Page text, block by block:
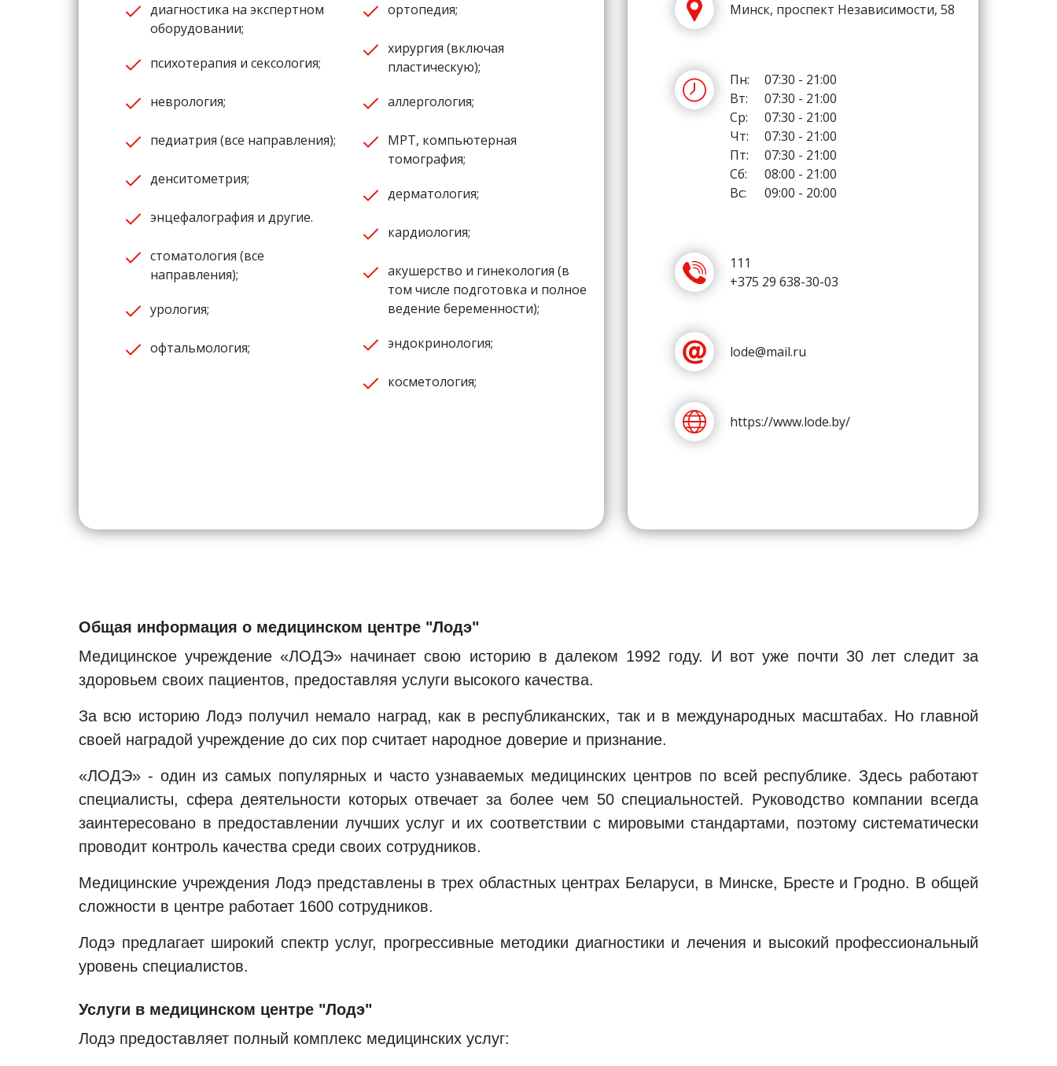
диагностика на экспертном
оборудовании;
психотерапия и сексология;
неврология;
педиатрия (все направления);
денситометрия;
энцефалография и другие.
стоматология (все
направления);
урология;
офтальмология;
ортопедия;
хирургия (включая
пластическую);
аллергология;
МРТ, компьютерная
томография;
дерматология;
кардиология;
акушерство и гинекология (в
том числе подготовка и полное
ведение беременности);
эндокринология;
косметология;
Минск, проспект Независимости, 58
Пн:
07:30 - 21:00
Вт:
07:30 - 21:00
Ср:
07:30 - 21:00
Чт:
07:30 - 21:00
Пт:
07:30 - 21:00
Сб:
08:00 - 21:00
Вс:
09:00 - 20:00
111
+375 29 638-30-03
lode@mail.ru
https://www.lode.by/
Общая информация о медицинском центре "Лодэ"
Медицинское учреждение «ЛОДЭ» начинает свою историю в далеком 1992 году. И вот уже почти 30 лет следит за
здоровьем своих пациентов, предоставляя услуги высокого качества.
За всю историю Лодэ получил немало наград, как в республиканских, так и в международных масштабах. Но главной
своей наградой учреждение до сих пор считает народное доверие и признание.
«ЛОДЭ» - один из самых популярных и часто узнаваемых медицинских центров по всей республике. Здесь работают
специалисты, сфера деятельности которых отвечает за более чем 50 специальностей. Руководство компании всегда
заинтересовано в предоставлении лучших услуг и их соответствии с мировыми стандартами, поэтому систематически
проводит контроль качества среди своих сотрудников.
Медицинские учреждения Лодэ представлены в трех областных центрах Беларуси, в Минске, Бресте и Гродно. В общей
сложности в центре работает 1600 сотрудников.
Лодэ предлагает широкий спектр услуг, прогрессивные методики диагностики и лечения и высокий профессиональный
уровень специалистов.
Услуги в медицинском центре "Лодэ"
Лодэ предоставляет полный комплекс медицинских услуг: